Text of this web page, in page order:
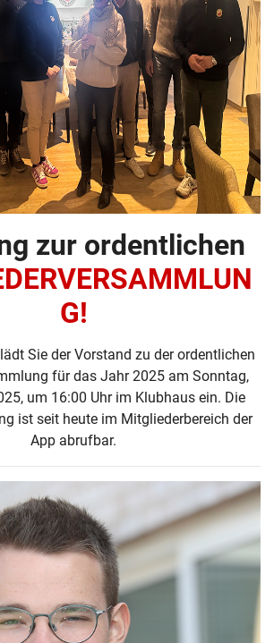
zur ordentlichen
G!
Sie der Vorstand zu der ordentlichen
für das Jahr 2025 am Sonntag,
um 16:00 Uhr im Klubhaus ein. Die
ist seit heute im Mitgliederbereich der
App abrufbar.